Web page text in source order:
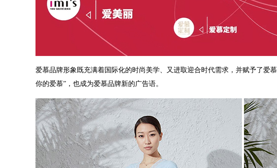
爱慕品牌形象既充满着国际化的时尚美学、又进取迎合时代需求，并赋予了爱
你的爱慕”，也成为爱慕品牌新的广告语。